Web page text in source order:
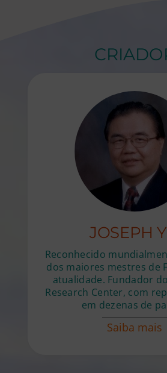
JOSEPH
Reconhecido
dos maiores mestres de
atualidade. Fundador
Research Center, com
em dezenas de
Saiba mais